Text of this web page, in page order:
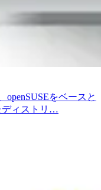
openSUSEをベースと
ディストリ…